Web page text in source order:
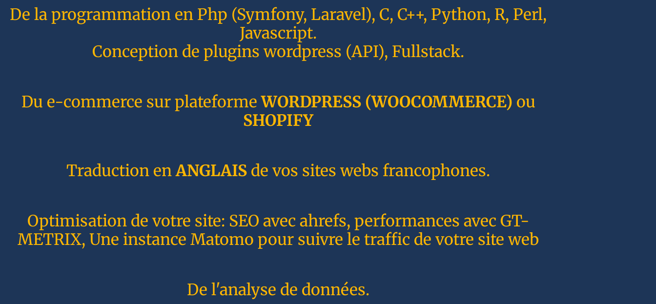
De la programmation en Php (Symfony, Laravel), C, C++, Python, R, Perl,
Javascript.
Conception de plugins wordpress (API), Fullstack.
Du e-commerce sur plateformeWORDPRESS (WOOCOMMERCE) ou
SHOPIFY
Traduction enANGLAIS de vos sites webs francophones.
Optimisation de votre site: SEO avec ahrefs, performances avec GT-
METRIX, Une instance Matomo pour suivre le traffic de votre site web
De l'analyse de données.